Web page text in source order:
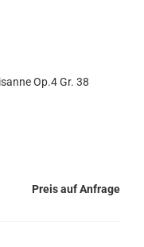
Op.4 Gr. 38
Preis auf Anfrage